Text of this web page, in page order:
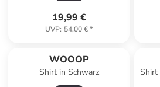
19,99 €
UVP: 54,00 €*
WOOOP
Shirt in Schwarz Shirt